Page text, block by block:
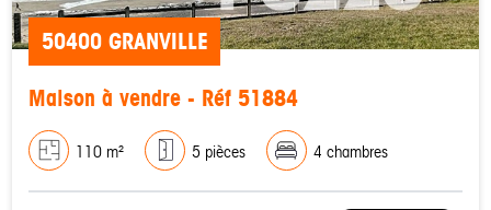
50400 GRANVILLE
Maison à vendre - Réf 51884
110 m² 5 pièces 4 chambres